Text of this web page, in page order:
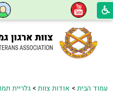
עמוד הבית> אודות צוות>גלריית